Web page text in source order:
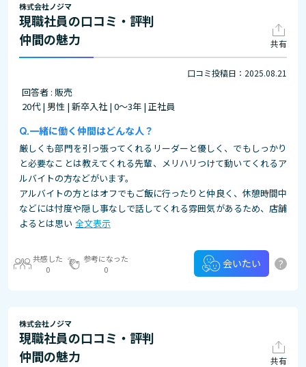
株式会社ノジマ
現職社員の口コミ・評判
仲間の魅力
共有
口コミ投稿日：2025.08.21
回答者 : 販売
20代 | 男性 | 新卒入社 | 0～3年 | 正社員
一緒に働く仲間はどんな人？
厳しくも部門を引っ張ってくれるリーダーと優しく、でもしっかり
と必要なことは教えてくれる先輩、メリハリつけて動いてくれるア
ルバイトの方などがいます。
アルバイトの方とはオフでもご飯に行ったりと仲良く、休憩時間中
などには忖度や隠し事なしで話してくれる雰囲気があるため、店舗
よるとは思い 全文表示
共感した
0
参考になった
0
会いたい ?
株式会社ノジマ
現職社員の口コミ・評判
仲間の魅力
共有